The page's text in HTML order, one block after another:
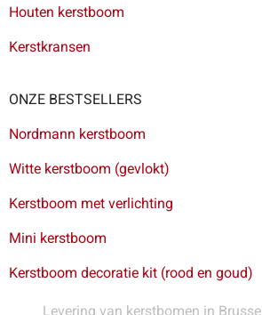
Houten kerstboom
Kerstkransen
ONZE BESTSELLERS
Nordmann kerstboom
Witte kerstboom (gevlokt)
Kerstboom met verlichting
Mini kerstboom
Kerstboom decoratie kit (rood en goud)
Levering van kerstbomen in Brussel